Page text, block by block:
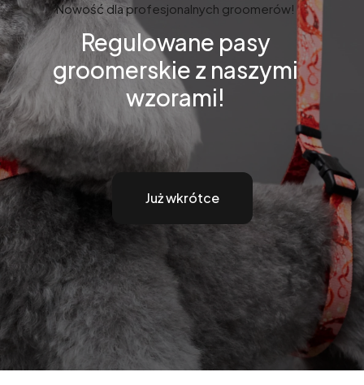
Nowość dla profesjonalnych groomerów!
Regulowane pasy
groomerskie z naszymi
wzorami!
Już wkrótce